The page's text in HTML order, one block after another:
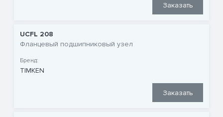
Заказать
UCFL 208
Фланцевый подшипниковый узел
Бренд:
TIMKEN
Заказать